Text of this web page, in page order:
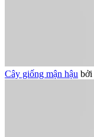
Cây giống mận hậu bởi